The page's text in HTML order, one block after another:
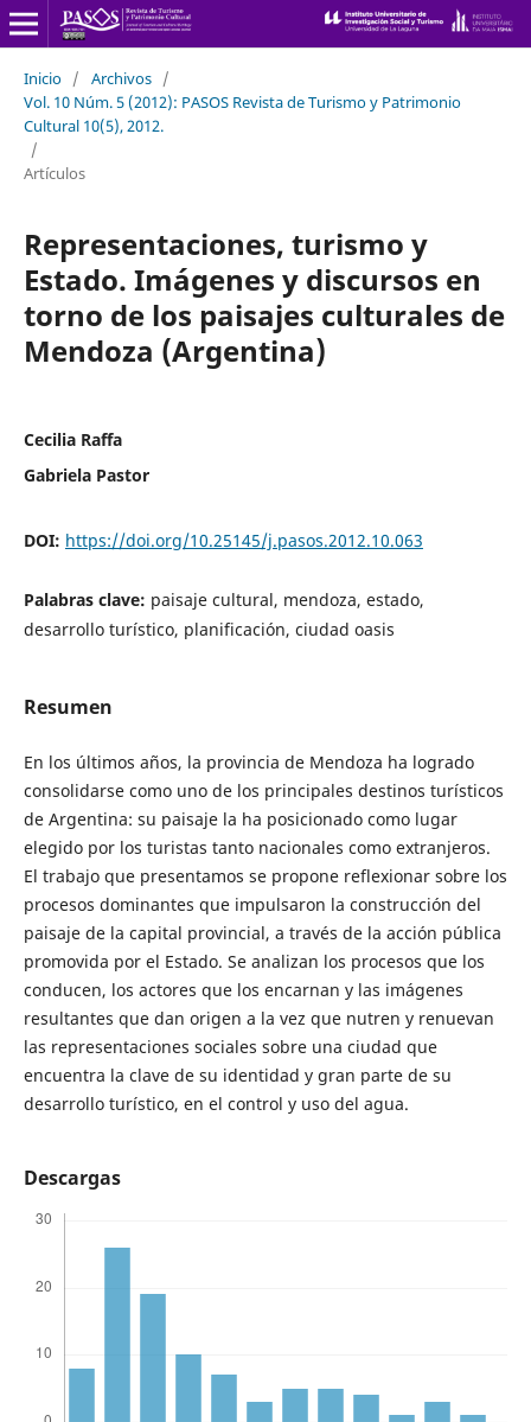
Inicio / Archivos /
Vol. 10 Núm. 5 (2012): PASOS Revista de Turismo y Patrimonio
Cultural 10(5), 2012.
/
Artículos
Representaciones, turismo y
Estado. Imágenes y discursos en
torno de los paisajes culturales de
Mendoza (Argentina)
Cecilia Raffa
Gabriela Pastor
DOI: https://doi.org/10.25145/j.pasos.2012.10.063
Palabras clave: paisaje cultural, mendoza, estado,
desarrollo turístico, planificación, ciudad oasis
Resumen
En los últimos años, la provincia de Mendoza ha logrado
consolidarse como uno de los principales destinos turísticos
de Argentina: su paisaje la ha posicionado como lugar
elegido por los turistas tanto nacionales como extranjeros.
El trabajo que presentamos se propone reflexionar sobre los
procesos dominantes que impulsaron la construcción del
paisaje de la capital provincial, a través de la acción pública
promovida por el Estado. Se analizan los procesos que los
conducen, los actores que los encarnan y las imágenes
resultantes que dan origen a la vez que nutren y renuevan
las representaciones sociales sobre una ciudad que
encuentra la clave de su identidad y gran parte de su
desarrollo turístico, en el control y uso del agua.
Descargas